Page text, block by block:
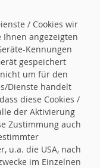
Mühldorf
- 1 48
/ Cookies wir
angezeigten
Kennungen
gespeichert
um für den
Dienste handelt
diese Cookies /
der Aktivierung
Zustimmung auch
u.a. die USA, nach
im Einzelnen